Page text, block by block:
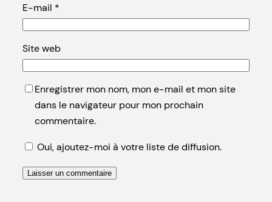
E-mail *
Site web
Enregistrer mon nom, mon e-mail et mon site
dans le navigateur pour mon prochain
commentaire.
Oui, ajoutez-moi à votre liste de diffusion.